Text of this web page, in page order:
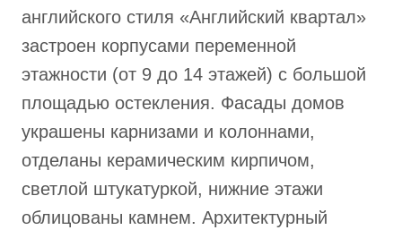
английского стиля «Английский квартал»
застроен корпусами переменной
этажности (от 9 до 14 этажей) с большой
площадью остекления. Фасады домов
украшены карнизами и колоннами,
отделаны керамическим кирпичом,
светлой штукатуркой, нижние этажи
облицованы камнем. Архитектурный